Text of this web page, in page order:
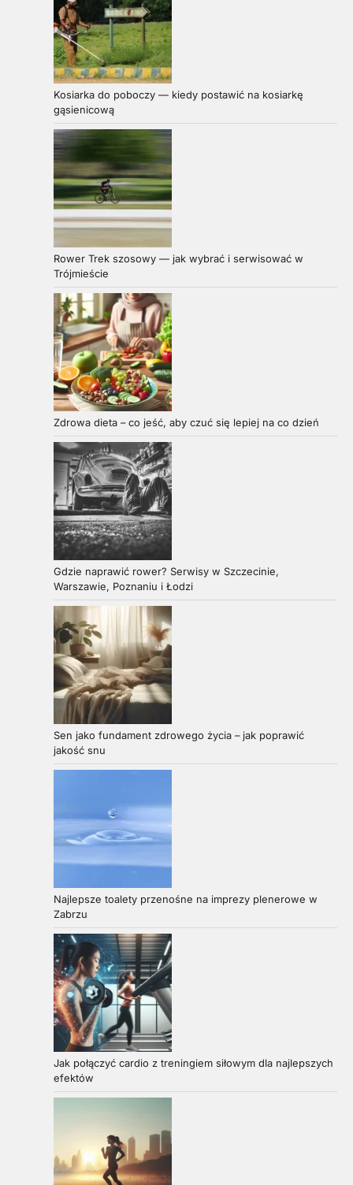
Kosiarka do poboczy — kiedy postawić na kosiarkę
gąsienicową
Rower Trek szosowy — jak wybrać i serwisować w
Trójmieście
Zdrowa dieta – co jeść, aby czuć się lepiej na co dzień
Gdzie naprawić rower? Serwisy w Szczecinie,
Warszawie, Poznaniu i Łodzi
Sen jako fundament zdrowego życia – jak poprawić
jakość snu
Najlepsze toalety przenośne na imprezy plenerowe w
Zabrzu
Jak połączyć cardio z treningiem siłowym dla najlepszych
efektów